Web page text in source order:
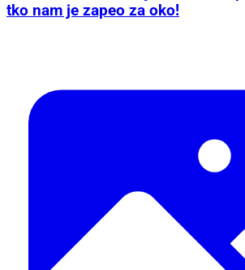
tko nam je zapeo za oko!